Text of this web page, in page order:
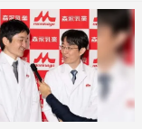
いいよな～！」と
ソードを披露。カ
、財布をパンパン